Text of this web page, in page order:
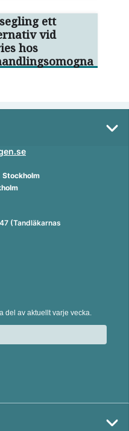
ett
vid
hos
Stockholm
(Tandläkarnas
del av aktuellt varje vecka.